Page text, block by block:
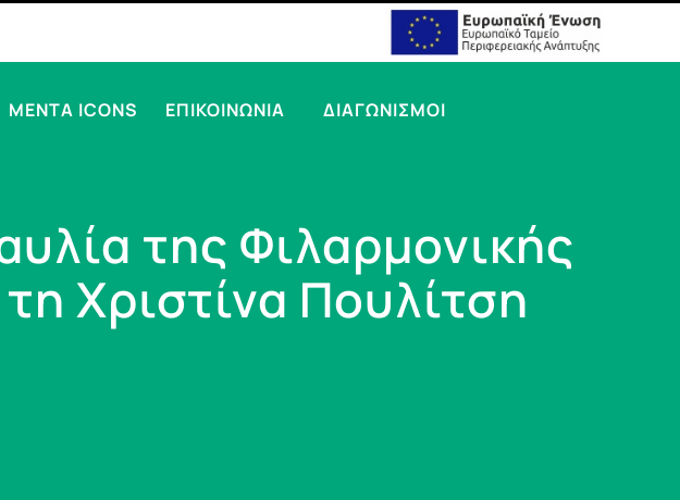
MENTA ICONS ΕΠΙΚΟΙΝΩΝΙΑ ΔΙΑΓΩΝΙΣΜΟΙ
της Φιλαρμονικής
Χριστίνα Πουλίτση